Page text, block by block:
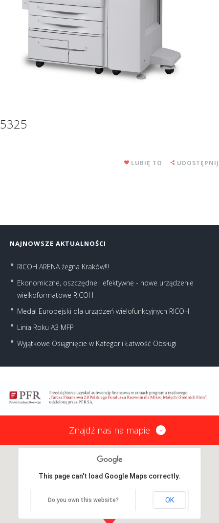
5325
LUBIĘ TO UDOSTĘPNIJ
NAJNOWSZE AKTUALNOŚCI
RICOH ARENA żegna Kraków!!!
Ekonomiczne, oszczędne i efektywne - nowe urządzenie
wielkoformatowe RICOH
Medal Europejski dla urządzeń wielofunkcyjnych RICOH
Linia Roku A3 MFP
Wyjątkowe Osiągnięcie w Kategorii Łatwość Obsługi
Znajdź nas na mapie
This page can't load Google Maps correctly.
Do you own this website? OK